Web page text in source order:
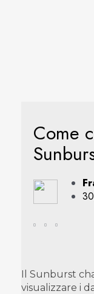
Come
Il Sunburst
visualizzare i